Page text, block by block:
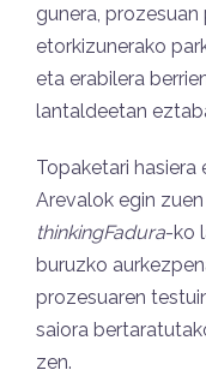
gunera,
etorkizunerako
eta erabilera
lantaldeetan
Topaketari hasiera
Arevalok egin
thinkingFadura-ko
buruzko
prozesuaren
saiora
zen.